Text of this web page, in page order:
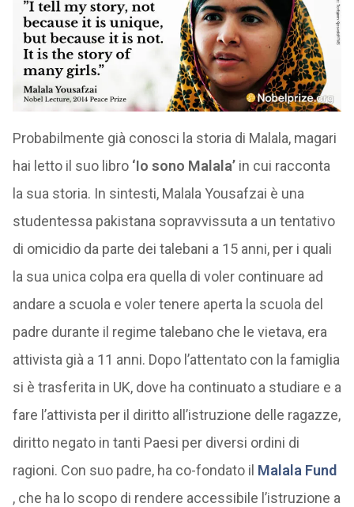
Probabilmente già conosci la storia di Malala, magari
hai letto il suo libro ‘Io sono Malala’in cui racconta
la sua storia. In sintesti, Malala Yousafzai è una
studentessa pakistana sopravvissuta a un tentativo
di omicidio da parte dei talebani a 15 anni, per i quali
la sua unica colpa era quella di voler continuare ad
andare a scuola e voler tenere aperta la scuola del
padre durante il regime talebano che le vietava, era
attivista già a 11 anni. Dopo l’attentato con la famiglia
si è trasferita in UK, dove ha continuato a studiare e a
fare l’attivista per il diritto all’istruzione delle ragazze,
diritto negato in tanti Paesi per diversi ordini di
ragioni. Con suo padre, ha co-fondato il Malala Fund
, che ha lo scopo di rendere accessibile l’istruzione a